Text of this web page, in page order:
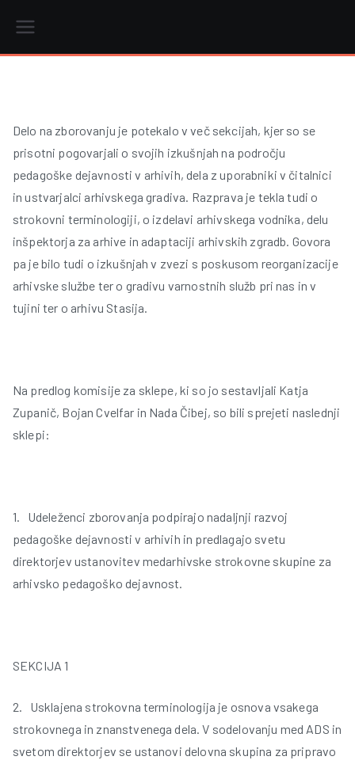
content
Delo na zborovanju je potekalo v več sekcijah, kjer so se
prisotni pogovarjali o svojih izkušnjah na področju
pedagoške dejavnosti v arhivih, dela z uporabniki v čitalnici
in ustvarjalci arhivskega gradiva. Razprava je tekla tudi o
strokovni terminologiji, o izdelavi arhivskega vodnika, delu
inšpektorja za arhive in adaptaciji arhivskih zgradb. Govora
pa je bilo tudi o izkušnjah v zvezi s poskusom reorganizacije
arhivske službe ter o gradivu varnostnih služb pri nas in v
tujini ter o arhivu Stasija.
Na predlog komisije za sklepe, ki so jo sestavljali Katja
Zupanič, Bojan Cvelfar in Nada Čibej, so bili sprejeti naslednji
sklepi:
1. Udeleženci zborovanja podpirajo nadaljnji razvoj
pedagoške dejavnosti v arhivih in predlagajo svetu
direktorjev ustanovitev medarhivske strokovne skupine za
arhivsko pedagoško dejavnost.
SEKCIJA 1
2. Usklajena strokovna terminologija je osnova vsakega
strokovnega in znanstvenega dela. V sodelovanju med ADS in
svetom direktorjev se ustanovi delovna skupina za pripravo